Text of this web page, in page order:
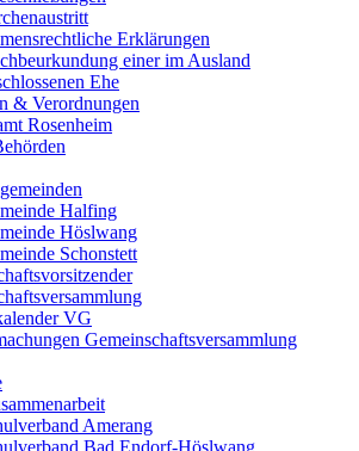
Erklärungen
einer im Ausland
Ehe
& Verordnungen
Rosenheim
Halfing
Höslwang
Schonstett
VG
Gemeinschaftsversammlung
Amerang
Bad Endorf-Höslwang